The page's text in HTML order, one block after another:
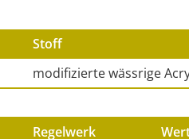
Stoff
modifizierte wässrige
Regelwerk